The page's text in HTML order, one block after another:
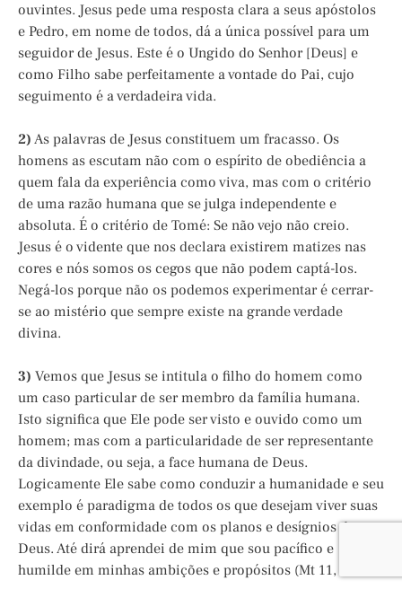
ouvintes. Jesus pede uma resposta clara a seus apóstolos
e Pedro, em nome de todos, dá a única possível para um
seguidor de Jesus. Este é o Ungido do Senhor [Deus] e
como Filho sabe perfeitamente a vontade do Pai, cujo
seguimento é a verdadeira vida.
2) As palavras de Jesus constituem um fracasso. Os
homens as escutam não com o espírito de obediência a
quem fala da experiência como viva, mas com o critério
de uma razão humana que se julga independente e
absoluta. É o critério de Tomé: Se não vejo não creio.
Jesus é o vidente que nos declara existirem matizes nas
cores e nós somos os cegos que não podem captá-los.
Negá-los porque não os podemos experimentar é cerrar-
se ao mistério que sempre existe na grande verdade
divina.
3) Vemos que Jesus se intitula o filho do homem como
um caso particular de ser membro da família humana.
Isto significa que Ele pode ser visto e ouvido como um
homem; mas com a particularidade de ser representante
da divindade, ou seja, a face humana de Deus.
Logicamente Ele sabe como conduzir a humanidade e seu
exemplo é paradigma de todos os que desejam viver suas
vidas em conformidade com os planos e desígnios de
Deus. Até dirá aprendei de mim que sou pacífico e
humilde em minhas ambições e propósitos (Mt 11, 29).